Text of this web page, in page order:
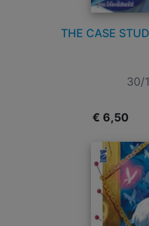
THE CASE
30/
€ 6,50